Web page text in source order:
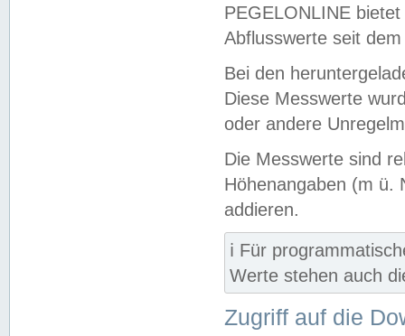
PEGELONLINE
Abflusswerte seit
Bei den
Diese Messwerte
oder andere
Die Messwerte sind
Höhenangaben (m ü.
addieren.
ℹ️ Für
Werte stehen auch
Zugriff auf die